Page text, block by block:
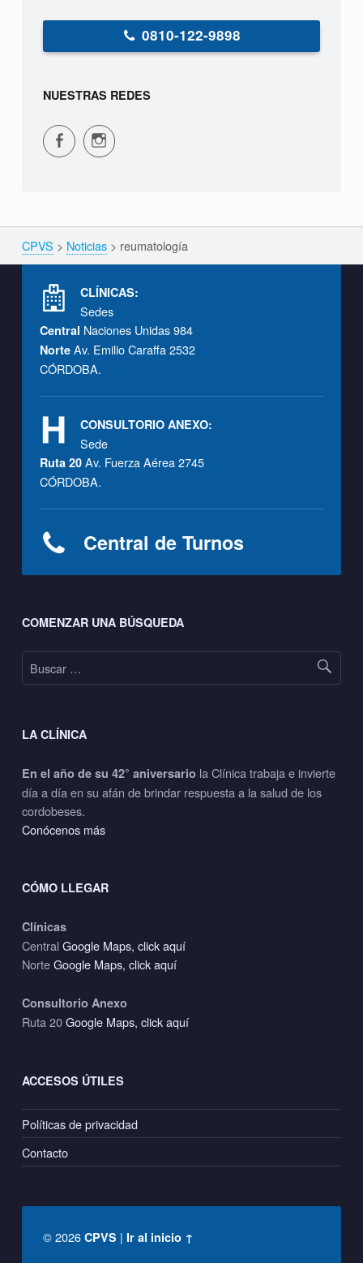
0810-122-9898
NUESTRAS REDES
CPVS en Facebook CPVS en Instagram
Breadcrumbs navigation
CPVS > Noticias> reumatología
CLÍNICAS:
Sedes
Central Naciones Unidas 984
Norte Av. Emilio Caraffa 2532
CÓRDOBA.
CONSULTORIO ANEXO:
Sede
Ruta 20Av. Fuerza Aérea 2745
CÓRDOBA.
Central de Turnos
COMENZAR UNA BÚSQUEDA
Buscar:
LA CLÍNICA
En el año de su 42° aniversario la Clínica trabaja e invierte
día a día en su afán de brindar respuesta a la salud de los
cordobeses.
Conócenos más
CÓMO LLEGAR
Clínicas
CentralGoogle Maps, click aquí
NorteGoogle Maps, click aquí
Consultorio Anexo
Ruta 20Google Maps, click aquí
ACCESOS ÚTILES
Políticas de privacidad
Contacto
© 2026 CPVS| Ir al inicio ↑